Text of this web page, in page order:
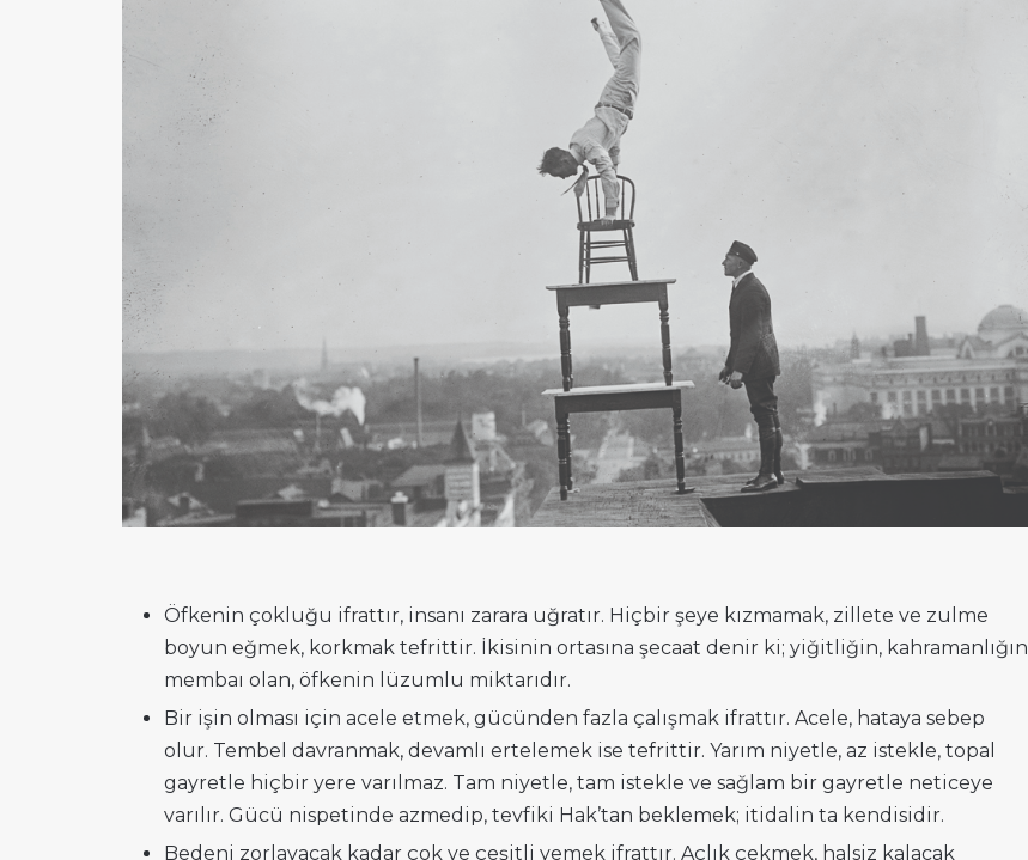
Öfkenin çokluğu ifrattır, insanı zarara uğratır. Hiçbir şeye kızmamak, zillete ve zulme
boyun eğmek, korkmak tefrittir. İkisinin ortasına şecaat denir ki; yiğitliğin, kahramanlığın
membaı olan, öfkenin lüzumlu miktarıdır.
Bir işin olması için acele etmek, gücünden fazla çalışmak ifrattır. Acele, hataya sebep
olur. Tembel davranmak, devamlı ertelemek ise tefrittir. Yarım niyetle, az istekle, topal
gayretle hiçbir yere varılmaz. Tam niyetle, tam istekle ve sağlam bir gayretle neticeye
varılır. Gücü nispetinde azmedip, tevfiki Hak’tan beklemek; itidalin ta kendisidir.
Bedeni zorlayacak kadar çok ve çeşitli yemek ifrattır. Açlık çekmek, halsiz kalacak